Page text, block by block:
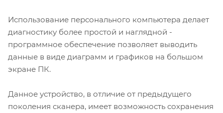
Использование персонального компьютера делает
диагностику более простой и наглядной -
программное обеспечение позволяет выводить
данные в виде диаграмм и графиков на большом
экране ПК.
Данное устройство, в отличие от предыдущего
поколения сканера, имеет возможность сохранения